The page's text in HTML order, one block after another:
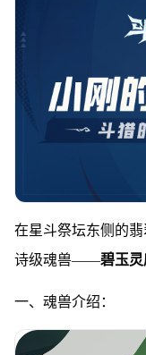
在星斗祭坛东侧的
诗级魂兽——碧玉灵
一、魂兽介绍：